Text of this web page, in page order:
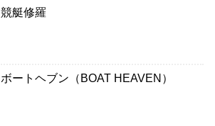
競艇修羅
ボートヘブン（BOAT HEAVEN）